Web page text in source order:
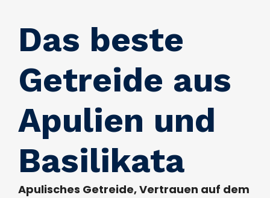
Das beste
Getreide aus
Apulien und
Basilikata
Apulisches Getreide, Vertrauen auf dem